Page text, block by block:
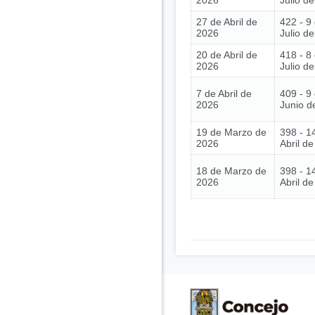
27 de Abril de
2026
422 - 9
Julio
20 de Abril de
2026
418 - 8
Julio
7 de Abril de
2026
409 - 9
Junio
19 de Marzo de
2026
398 -
Abril
18 de Marzo de
2026
398 -
Abril